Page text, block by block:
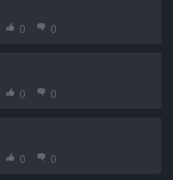
0 0
0 0
0 0